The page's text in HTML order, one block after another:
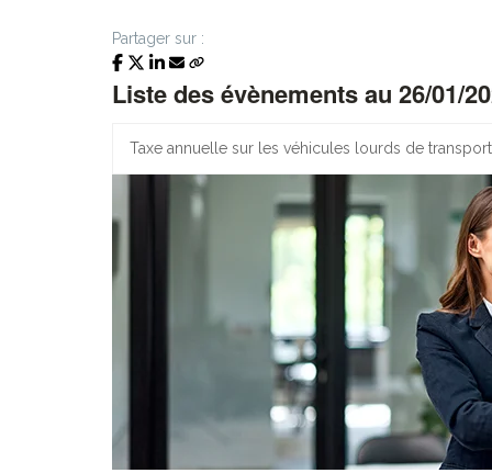
Partager sur :
Liste des évènements au 26/01/
Taxe annuelle sur les véhicules lourds de